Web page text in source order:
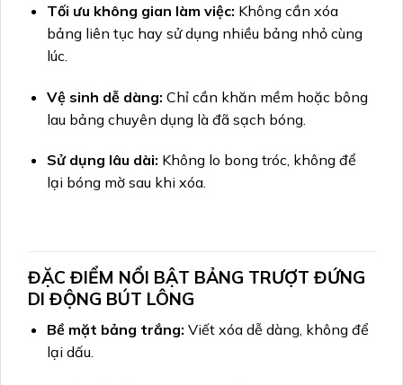
Tối ưu không gian làm việc: Không cần xóa
bảng liên tục hay sử dụng nhiều bảng nhỏ cùng
lúc.
Vệ sinh dễ dàng: Chỉ cần khăn mềm hoặc bông
lau bảng chuyên dụng là đã sạch bóng.
Sử dụng lâu dài: Không lo bong tróc, không để
lại bóng mờ sau khi xóa.
ĐẶC ĐIỂM NỔI BẬT BẢNG TRƯỢT ĐỨNG
DI ĐỘNG BÚT LÔNG
Bề mặt bảng trắng: Viết xóa dễ dàng, không để
lại dấu.